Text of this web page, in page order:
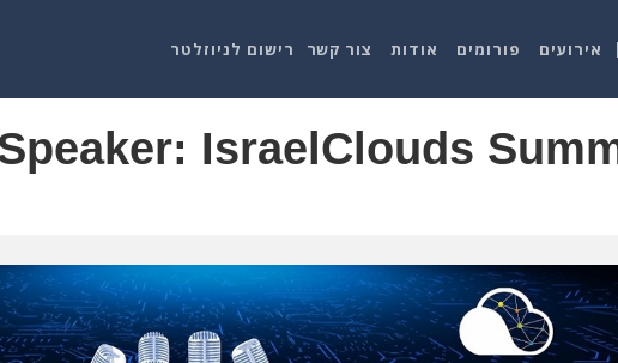
אירועים פורומים אודות צור קשר רישום לניוזלטר
IsraelClouds